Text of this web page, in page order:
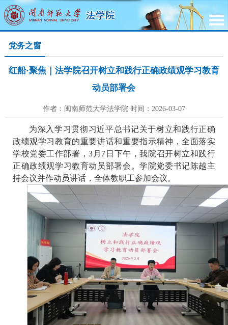
党务之窗
红船·聚焦｜法学院召开树立和践行正确政绩观学习教育
动员部署会
作者：闽南师范大学法学院 时间：2026-03-07
为深入学习贯彻习近平总书记关于树立和践行正确
政绩观学习教育的重要讲话和重要指示精神，全面落实
学校党委工作部署，3月7日下午，我院召开树立和践行
正确政绩观学习教育动员部署会。学院党委书记陈越主
持会议并作动员讲话，全体教职工参加会议。